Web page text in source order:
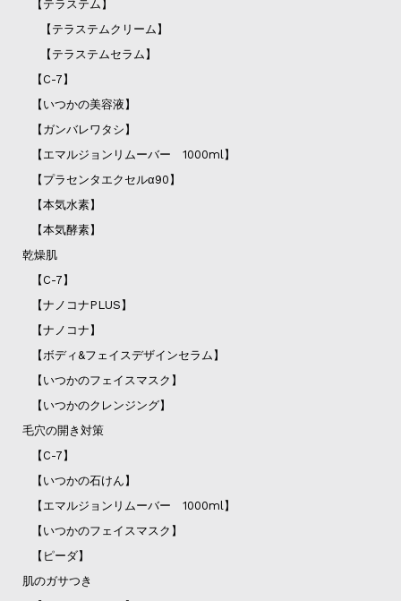
【テラステム】
【テラステムクリーム】
【テラステムセラム】
【C-7】
【いつかの美容液】
【ガンバレワタシ】
【エマルジョンリムーバー 1000ml】
【プラセンタエクセルα90】
【本気水素】
【本気酵素】
乾燥肌
【C-7】
【ナノコナPLUS】
【ナノコナ】
【ボディ&フェイスデザインセラム】
【いつかのフェイスマスク】
【いつかのクレンジング】
毛穴の開き対策
【C-7】
【いつかの石けん】
【エマルジョンリムーバー 1000ml】
【いつかのフェイスマスク】
【ピーダ】
肌のガサつき